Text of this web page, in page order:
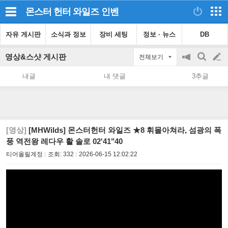
몬스터 헌터 와일즈 인벤
자유 게시판 소식과 정보 장비 세팅 정보 · 뉴스 DB
영상&스샷 게시판 전체보기
공
on/off
검
색
글
쓰
내글 내 댓글 3추글
[영상] [MHWilds] 몬스터헌터 와일즈 ★8 휘몰아쳐라, 섬광의 폭
풍 역전왕 레다우 활 솔로 02'41"40
티어올릴계정 조회: 332 2026-06-15 12:02:22